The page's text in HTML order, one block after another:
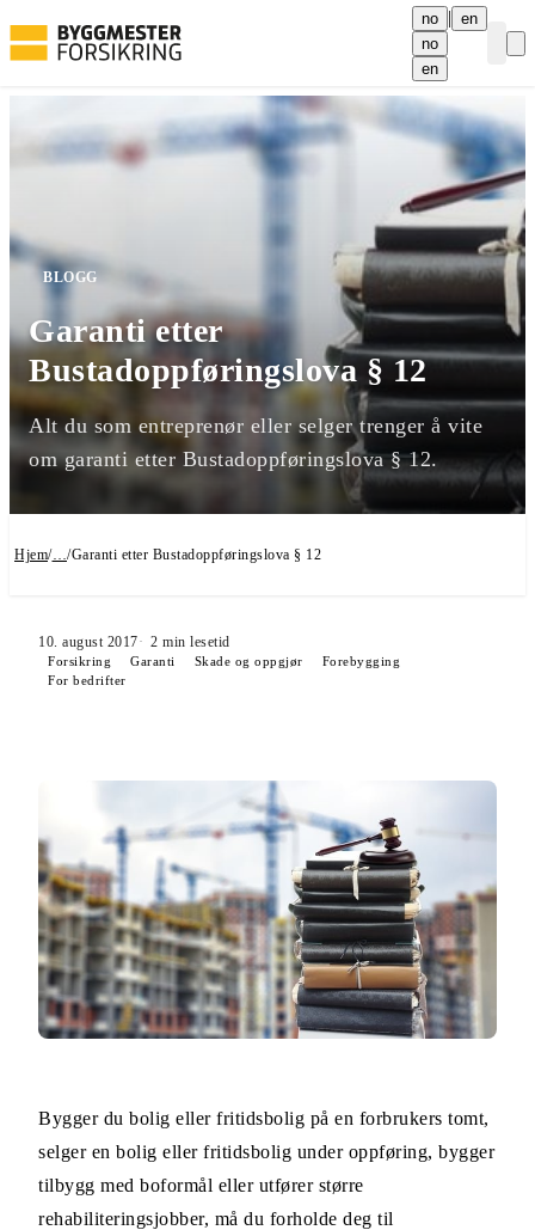
no | en
no
en
BLOGG
Garanti etter
Bustadoppføringslova § 12
Alt du som entreprenør eller selger trenger å vite
om garanti etter Bustadoppføringslova § 12.
Hjem/…/Garanti etter Bustadoppføringslova § 12
10. august 2017 2 min lesetid
Forsikring Garanti Skade og oppgjør
Forebygging
For bedrifter
Bygger du bolig eller fritidsbolig på en forbrukers tomt,
selger en bolig eller fritidsbolig under oppføring, bygger
tilbygg med boformål eller utfører større
rehabiliteringsjobber, må du forholde deg til